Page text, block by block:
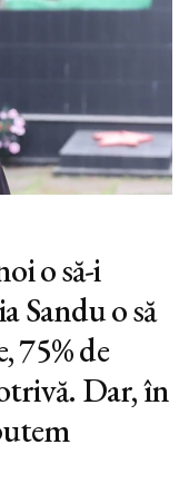
o să-i
Sandu o să
75% de
Dar, în